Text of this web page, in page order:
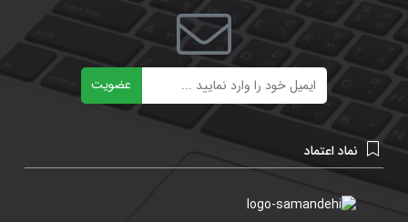
عضویت
نماد اعتماد